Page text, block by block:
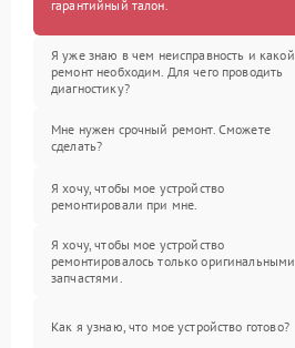
гарантийный талон.
Я уже знаю в чем неисправность и какой
ремонт необходим. Для чего проводить
диагностику?
Мне нужен срочный ремонт. Сможете
сделать?
Я хочу, чтобы мое устройство
ремонтировали при мне.
Я хочу, чтобы мое устройство
ремонтировалось только оригинальными
запчастями.
Как я узнаю, что мое устройство готово?